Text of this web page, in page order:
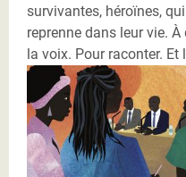
survivantes, héroïnes,
reprenne dans leur vie.
la voix. Pour raconter. Et